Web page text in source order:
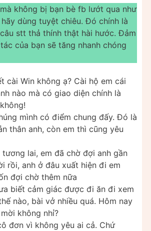
không bị bạn bè fb lướt qua như
dùng tuyệt chiêu. Đó chính là
stt thả thính thật hài hước. Đảm
của bạn sẽ tăng nhanh chóng
cài Win không ạ? Cài hộ em cái
nào mà có giao diện chính là
mình có điểm chung đấy. Đó là
thân anh, còn em thì cũng yêu
tương lai, em đã chờ đợi anh gần
rồi, anh ở đâu xuất hiện đi em
đợi chờ thêm nữa
biết cảm giác được đi ăn đi xem
nào, bài vở nhiều quá. Hôm nay
không nhỉ?
đơn vì không yêu ai cả. Chứ